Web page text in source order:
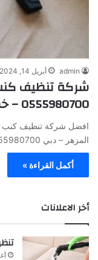
admin أبريل 14, 2024
شركة تنظيف
0555980700 – خصم30%
افضل شركة تنظيف كنب
المزهر – دبي 0555980700 – خصم30% تعتبر الأرائك…
أكمل القراءة »
أخر الاعلانات